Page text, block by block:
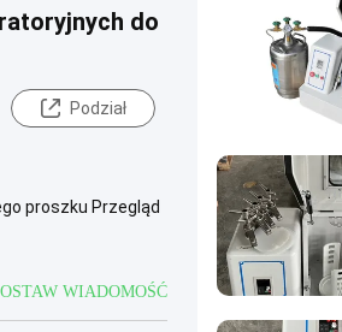
do
Podział
proszku Przegląd
WIADOMOŚĆ